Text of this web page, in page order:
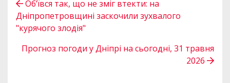
Об’ївся так, що не зміг втекти: на
Дніпропетровщині заскочили зухвалого
"курячого злодія"
Прогноз погоди у Дніпрі на сьогодні, 31 травня
2026